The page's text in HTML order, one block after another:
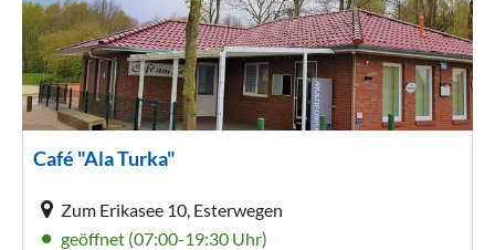
Café "Ala Turka"
Zum Erikasee 10, Esterwegen
geöffnet (07:00-19:30 Uhr)